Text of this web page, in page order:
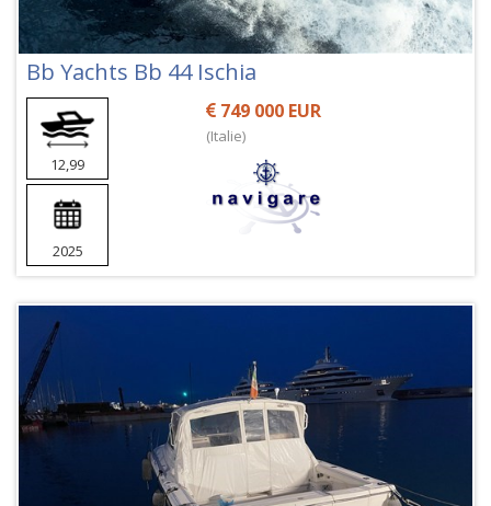
Bb Yachts Bb 44 Ischia
12,99
2025
749 000 EUR
(Italie)